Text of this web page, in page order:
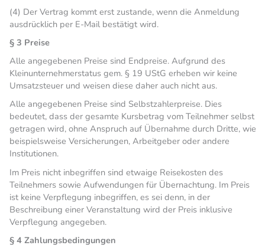
(4) Der Vertrag kommt erst zustande, wenn die Anmeldung
ausdrücklich per E-Mail bestätigt wird.
§ 3 Preise
Alle angegebenen Preise sind Endpreise. Aufgrund des
Kleinunternehmerstatus gem. § 19 UStG erheben wir keine
Umsatzsteuer und weisen diese daher auch nicht aus.
Alle angegebenen Preise sind Selbstzahlerpreise. Dies
bedeutet, dass der gesamte Kursbetrag vom Teilnehmer selbst
getragen wird, ohne Anspruch auf Übernahme durch Dritte, wie
beispielsweise Versicherungen, Arbeitgeber oder andere
Institutionen.
Im Preis nicht inbegriffen sind etwaige Reisekosten des
Teilnehmers sowie Aufwendungen für Übernachtung. Im Preis
ist keine Verpflegung inbegriffen, es sei denn, in der
Beschreibung einer Veranstaltung wird der Preis inklusive
Verpflegung angegeben.
§ 4 Zahlungsbedingungen